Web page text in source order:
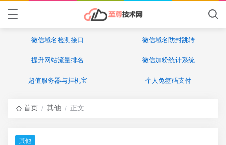
微信域名检测接口 微信域名防封跳转
提升网站流量排名 微信加粉统计系统
超值服务器与挂机宝 个人免签码支付
首页 / 其他 / 正文
其他